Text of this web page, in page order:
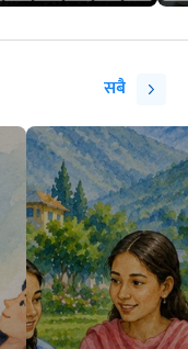
सबै